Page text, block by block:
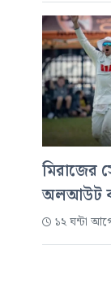
মিরাজের
অলআউট
১২ ঘন্টা